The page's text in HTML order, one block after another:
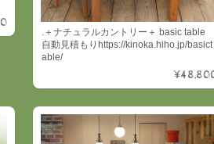
.＋ナチュラルカントリー＋ basic table
自動見積もりhttps://kinoka.hiho.jp/basict
able/